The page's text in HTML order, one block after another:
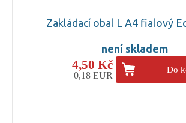
Zakládací obal L A4 fialový
není skladem
4,50 Kč
0,18 EUR
Do